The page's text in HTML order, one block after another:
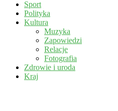
Sport
Polityka
Kultura
Muzyka
Zapowiedzi
Relacje
Fotografia
Zdrowie i uroda
Kraj